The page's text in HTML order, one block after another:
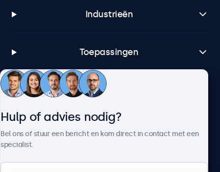
Industrieën
Toepassingen
Klantenservice
Hulp of advies nodig?
Bel ons of stuur een bericht en kom direct in contact met een
specialist.